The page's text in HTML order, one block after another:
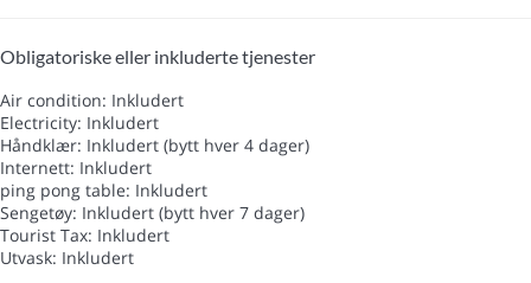
Obligatoriske eller inkluderte tjenester
Air condition: Inkludert
Electricity: Inkludert
Håndklær: Inkludert (bytt hver 4 dager)
Internett: Inkludert
ping pong table: Inkludert
Sengetøy: Inkludert (bytt hver 7 dager)
Tourist Tax: Inkludert
Utvask: Inkludert